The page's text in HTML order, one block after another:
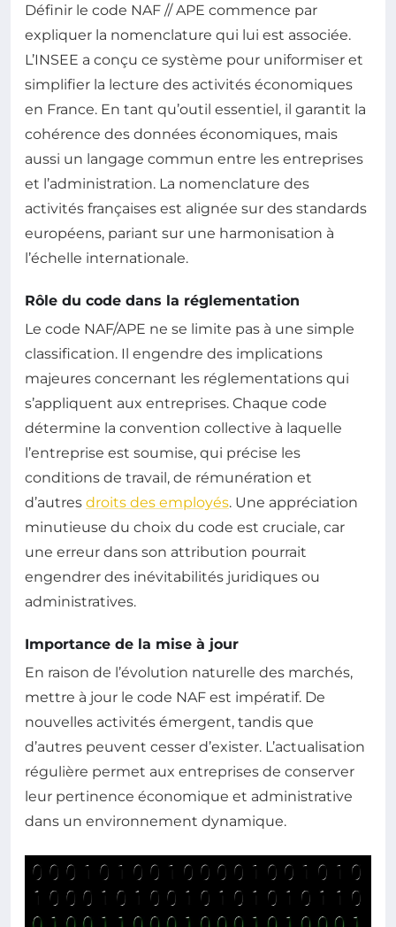
Définir le code NAF // APE commence par
expliquer la nomenclature qui lui est associée.
L’INSEE a conçu ce système pour uniformiser et
simplifier la lecture des activités économiques
en France. En tant qu’outil essentiel, il garantit la
cohérence des données économiques, mais
aussi un langage commun entre les entreprises
et l’administration. La nomenclature des
activités françaises est alignée sur des standards
européens, pariant sur une harmonisation à
l’échelle internationale.
Rôle du code dans la réglementation
Le code NAF/APE ne se limite pas à une simple
classification. Il engendre des implications
majeures concernant les réglementations qui
s’appliquent aux entreprises. Chaque code
détermine la convention collective à laquelle
l’entreprise est soumise, qui précise les
conditions de travail, de rémunération et
d’autres droits des employés. Une appréciation
minutieuse du choix du code est cruciale, car
une erreur dans son attribution pourrait
engendrer des inévitabilités juridiques ou
administratives.
Importance de la mise à jour
En raison de l’évolution naturelle des marchés,
mettre à jour le code NAF est impératif. De
nouvelles activités émergent, tandis que
d’autres peuvent cesser d’exister. L’actualisation
régulière permet aux entreprises de conserver
leur pertinence économique et administrative
dans un environnement dynamique.